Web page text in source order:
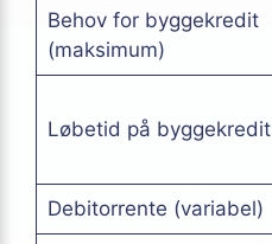
Behov for byggekredit
(maksimum)
Løbetid på byggekredit
Debitorrente (variabel)